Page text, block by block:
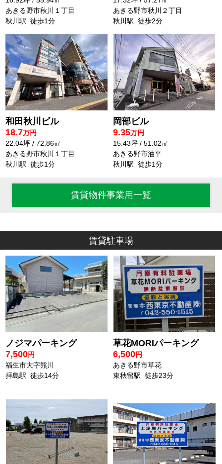
あきる野市秋川１丁目
秋川駅 徒歩1分
あきる野市秋川２丁目
秋川駅 徒歩2分
和田秋川ビル
18.7万円
22.04坪 / 72.86㎡
あきる野市秋川１丁目
秋川駅 徒歩1分
岡部ビル
9.35万円
15.43坪 / 51.02㎡
あきる野市油平
秋川駅 徒歩1分
賃貸物件事業用一覧
賃貸駐車場
ノジマパーキング
7,500円
福生市大字熊川
拝島駅 徒歩14分
草花MORIパーキング
6,500円
あきる野市草花
東秋留駅 徒歩23分